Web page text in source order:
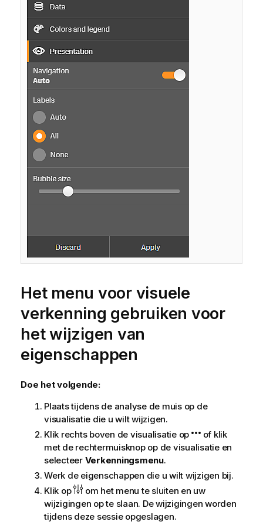
e
Het menu voor visuele
verkenning gebruiken voor
het wijzigen van
eigenschappen
Doe het volgende:
Plaats tijdens de analyse de muis op de
visualisatie die u wilt wijzigen.
Klik rechts boven de visualisatie op
of klik
met de rechtermuisknop op de visualisatie en
selecteer Verkenningsmenu.
Werk de eigenschappen die u wilt wijzigen bij.
Klik op
om het menu te sluiten en uw
wijzigingen op te slaan. De wijzigingen worden
tijdens deze sessie opgeslagen.